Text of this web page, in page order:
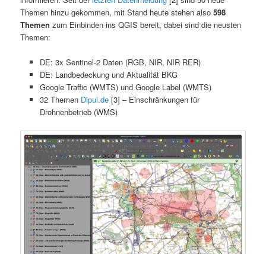
Themen hinzu gekommen, mit Stand heute stehen also598
Themen zum Einbinden ins QGIS bereit, dabei sind die neusten
Themen:
DE: 3x Sentinel-2 Daten (RGB, NIR, NIR RER)
DE: Landbedeckung und Aktualität BKG
Google Traffic (WMTS) und Google Label (WMTS)
32 Themen Dipul.de[3] – Einschränkungen für
Drohnenbetrieb (WMS)